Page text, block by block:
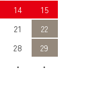
14
15
21
22
28
29
・ ・